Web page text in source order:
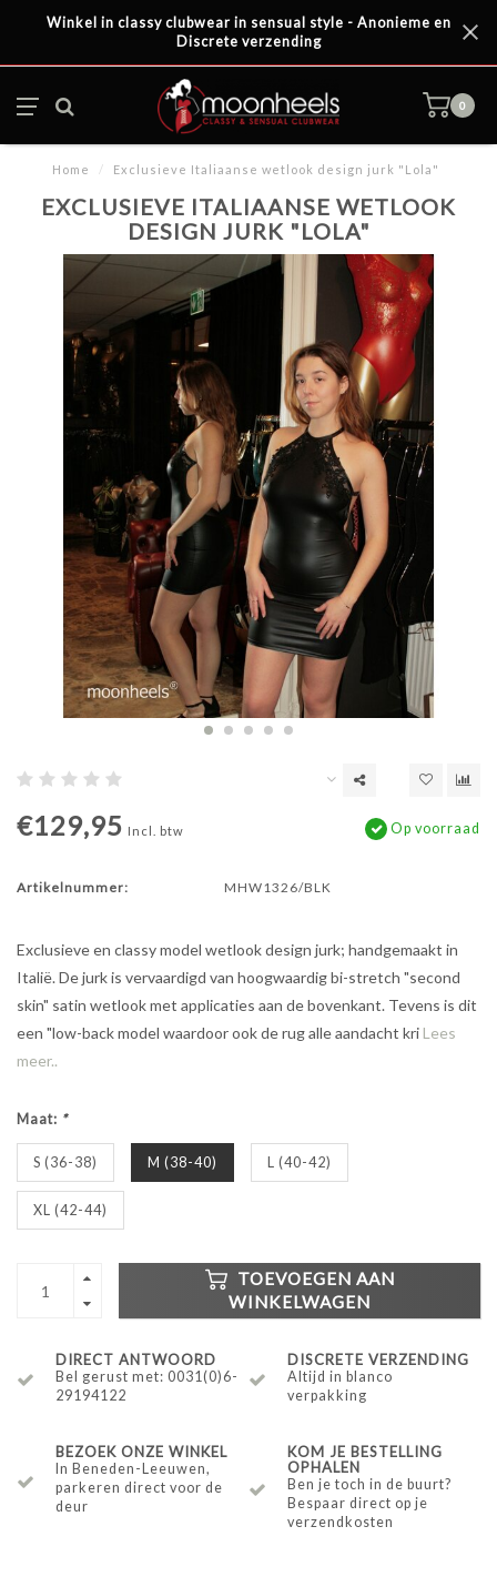
Winkel in classy clubwear in sensual style - Anonieme en
Discrete verzending
0
Home / Exclusieve Italiaanse wetlook design jurk "Lola"
EXCLUSIEVE ITALIAANSE WETLOOK
DESIGN JURK "LOLA"
€129,95 Incl. btw Op voorraad
Artikelnummer: MHW1326/BLK
Exclusieve en classy model wetlook design jurk; handgemaakt in
Italië. De jurk is vervaardigd van hoogwaardig bi-stretch "second
skin" satin wetlook met applicaties aan de bovenkant. Tevens is dit
een "low-back model waardoor ook de rug alle aandacht kri Lees
meer..
Maat: *
S (36-38) M (38-40) L (40-42)
XL (42-44)
TOEVOEGEN AAN
WINKELWAGEN
DIRECT ANTWOORD
Bel gerust met: 0031(0)6-
29194122
DISCRETE VERZENDING
Altijd in blanco
verpakking
BEZOEK ONZE WINKEL
In Beneden-Leeuwen,
parkeren direct voor de
deur
KOM JE BESTELLING
OPHALEN
Ben je toch in de buurt?
Bespaar direct op je
verzendkosten